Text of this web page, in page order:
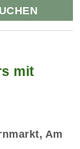
mit
Am